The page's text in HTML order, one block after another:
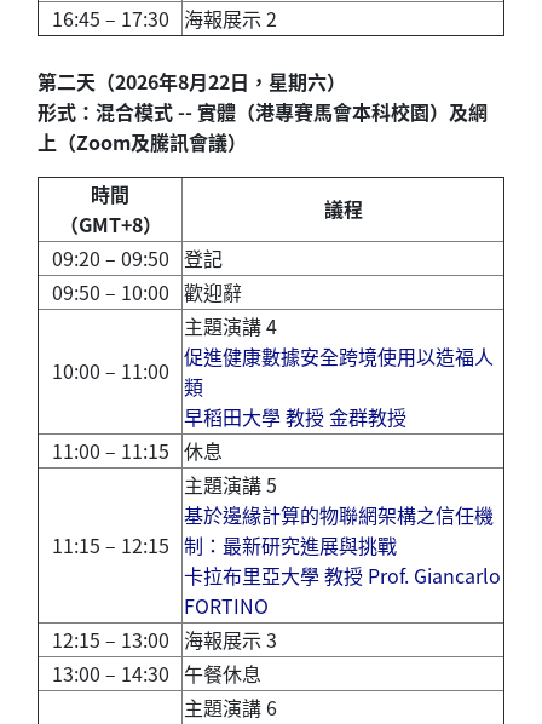
16:45 – 17:30 海報展示 2
第二天（2026年8月22日，星期六）
形式：混合模式 -- 實體 （港專賽馬會本科校園） 及網
上 （Zoom及騰訊會議）
時間
（GMT+8）
議程
09:20 – 09:50 登記
09:50 – 10:00 歡迎辭
10:00 – 11:00
主題演講 4
促進健康數據安全跨境使用以造福人
類
早稻田大學 教授 金群教授
11:00 – 11:15 休息
11:15 – 12:15
主題演講 5
基於邊緣計算的物聯網架構之信任機
制：最新研究進展與挑戰
卡拉布里亞大學 教授 Prof. Giancarlo
FORTINO
12:15 – 13:00 海報展示 3
13:00 – 14:30 午餐休息
主題演講 6